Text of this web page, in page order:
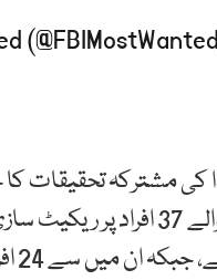
کی مشترکہ
گروہوں سے تعلق رکھنے
ہو چکے ہیں یا پہلے ہی حراست میں ہیں۔